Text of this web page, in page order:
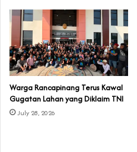
‎Warga Rancapinang Terus Kawal
Gugatan Lahan yang Diklaim TNI‎‎
July 28, 2026